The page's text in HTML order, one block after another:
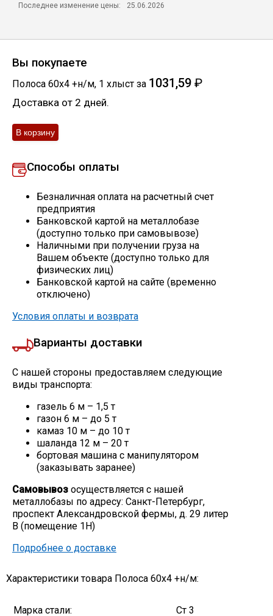
Скобо-гибочные изделия
Нержавейка
Алюминиевый прокат
Последнее изменение цены: 25.06.2026
Вы покупаете
Полоса 60х4 +н/м, 1 хлыст за 1031,59 ₽
Доставка от 2 дней.
Способы оплаты
Безналичная оплата на расчетный счет
предприятия
Банковской картой на металлобазе
(доступно только при самовывозе)
Наличными при получении груза на
Вашем объекте (доступно только для
физических лиц)
Банковской картой на сайте (временно
отключено)
Условия оплаты и возврата
Варианты доставки
С нашей стороны предоставляем следующие
виды транспорта:
газель 6 м – 1,5 т
газон 6 м – до 5 т
камаз 10 м – до 10 т
шаланда 12 м – 20 т
бортовая машина с манипулятором
(заказывать заранее)
Самовывоз осуществляется с нашей
металлобазы по адресу: Санкт-Петербург,
проспект Александровской фермы, д. 29 литер
В (помещение 1Н)
Подробнее о доставке
Характеристики товара Полоса 60х4 +н/м:
Марка стали: Ст 3